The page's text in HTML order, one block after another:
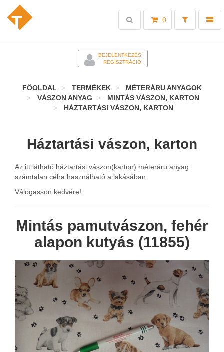
Toggle
0
Toggle
search
BEJELENTKEZÉS
REGISZTRÁCIÓ
FŐOLDAL TERMÉKEK
MÉTERÁRU ANYAGOK
VÁSZON ANYAG
MINTÁS VÁSZON, KARTON
HÁZTARTÁSI VÁSZON, KARTON
Háztartási vászon, karton
Az itt látható háztartási vászon(karton) méteráru anyag
számtalan célra használható a lakásában.
Válogasson kedvére!
Mintás pamutvászon, fehér
alapon kutyás (11855)